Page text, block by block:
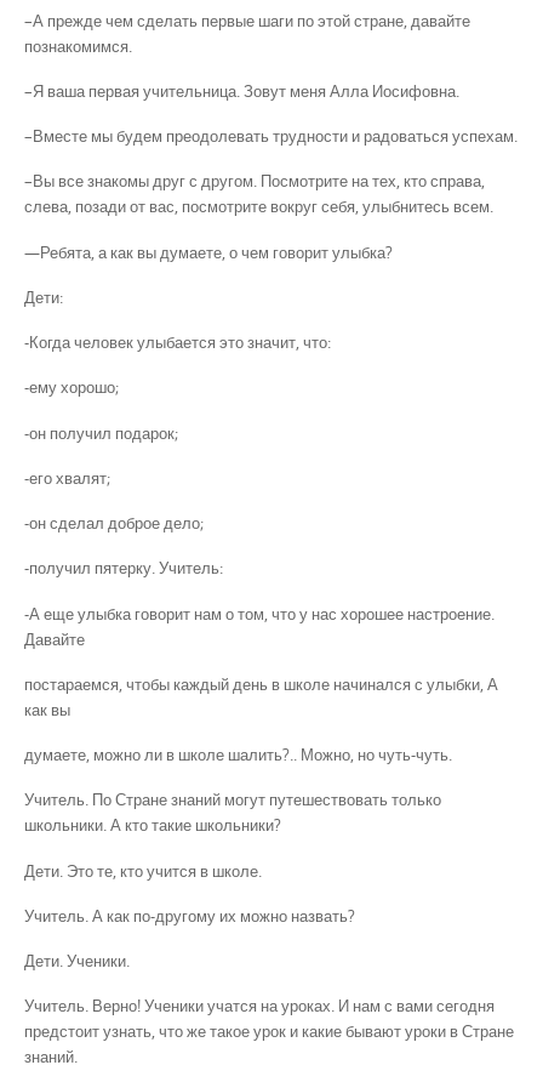
–А прежде чем сделать первые шаги по этой стране, давайте
познакомимся.
–Я ваша первая учительница. Зовут меня Алла Иосифовна.
–Вместе мы будем преодолевать трудности и радоваться успехам.
–Вы все знакомы друг с другом. Посмотрите на тех, кто справа,
слева, позади от вас, посмотрите вокруг себя, улыбнитесь всем.
—Ребята, а как вы думаете, о чем говорит улыбка?
Дети:
-Когда человек улыбается это значит, что:
-ему хорошо;
-он получил подарок;
-его хвалят;
-он сделал доброе дело;
-получил пятерку. Учитель:
-А еще улыбка говорит нам о том, что у нас хорошее настроение.
Давайте
постараемся, чтобы каждый день в школе начинался с улыбки, А
как вы
думаете, можно ли в школе шалить?.. Можно, но чуть-чуть.
Учитель. По Стране знаний могут путешествовать только
школьники. А кто такие школьники?
Дети. Это те, кто учится в школе.
Учитель. А как по-другому их можно назвать?
Дети. Ученики.
Учитель. Верно! Ученики учатся на уроках. И нам с вами сегодня
предстоит узнать, что же такое урок и какие бывают уроки в Стране
знаний.